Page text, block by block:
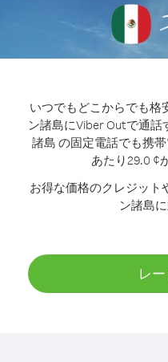
いつでもどこからでも格
ン諸島にViber Outで通話
諸島 の固定電話でも携
あたり29.0 ¢
お得な価格のクレジット
ン諸島
レ